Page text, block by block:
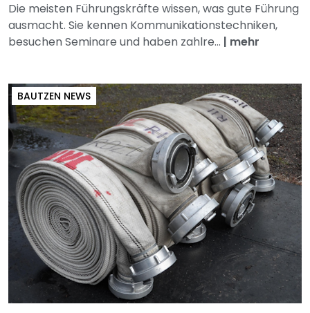
Die meisten Führungskräfte wissen, was gute Führung
ausmacht. Sie kennen Kommunikationstechniken,
besuchen Seminare und haben zahlre... | mehr
BAUTZEN NEWS